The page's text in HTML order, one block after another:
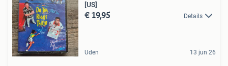
[US]
€ 19,95 Details
Uden 13 jun 26